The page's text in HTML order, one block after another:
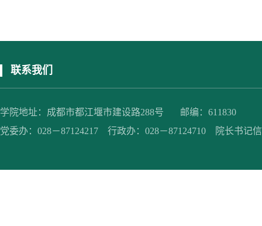
联系我们
学院地址：成都市都江堰市建设路288号 邮编：611830
党委办：028－87124217 行政办：028－87124710 院长书记信